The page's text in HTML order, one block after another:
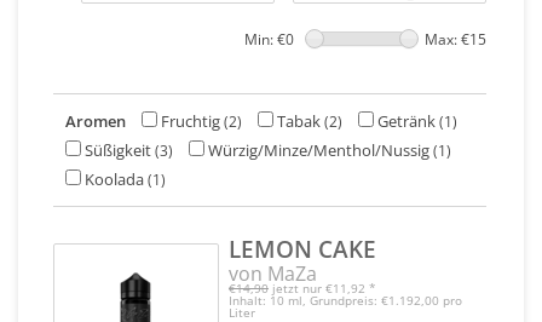
Min: €0 Max: €15
Aromen Fruchtig(2) Tabak(2) Getränk(1)
Süßigkeit(3) Würzig/Minze/Menthol/Nussig(1)
Koolada(1)
LEMON CAKE
von MaZa
€14,90 jetzt nur €11,92 *
Inhalt: 10 ml, Grundpreis: €1.192,00 pro
Liter